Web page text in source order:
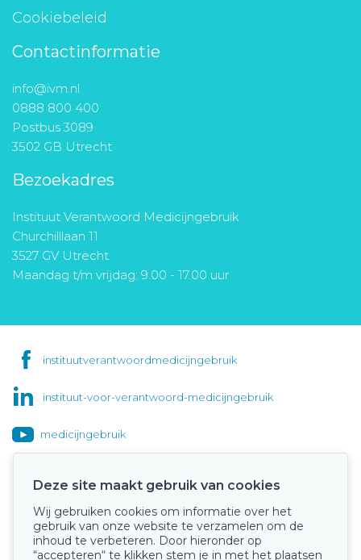
Cookiebeleid
Contactinformatie
info@ivm.nl
0888 800 400
Postbus 3089
3502 GB Utrecht
Bezoekadres
Instituut Verantwoord Medicijngebruik
Churchilllaan 11
3527 GV Utrecht
Maandag t/m vrijdag: 9.00 - 17.00 uur
instituutverantwoordmedicijngebruik
instituut-voor-verantwoord-medicijngebruik
medicijngebruik
Onze keurmerken
Deze site maakt gebruik van cookies
Wij gebruiken cookies om informatie over het
gebruik van onze website te verzamelen om de
inhoud te verbeteren. Door hieronder op
“accepteren“ te klikken stem je in met het plaatsen